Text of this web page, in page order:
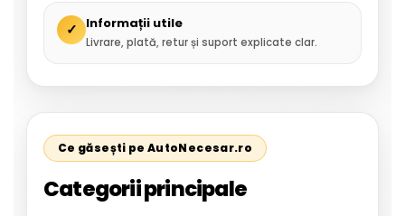
✓ Informații utile
Livrare, plată, retur și suport explicate clar.
Ce găsești pe AutoNecesar.ro
Categorii principale